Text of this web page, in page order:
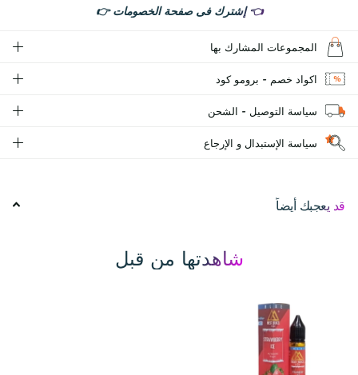
👈إشترك فى صفحة الخصومات👉
المجموعات المشارك بها
اكواد خصم - برومو كود
سياسة التوصيل - الشحن
سياسة الإستبدال و الإرجاع
قد يعجبك أيضاً
شاهدتها من قبل